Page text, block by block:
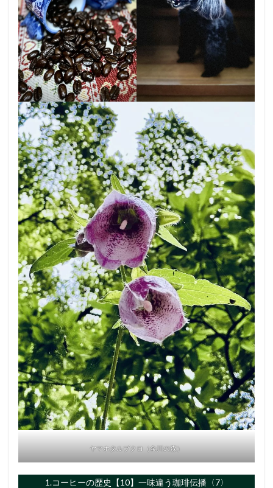
ヤマホタルブクロ（金川の森）
1.コーヒーの歴史【10】一味違う珈琲伝播〈7〉